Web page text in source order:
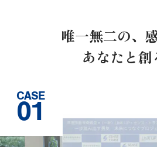
唯一無二の、
あなたと創
CASE
01